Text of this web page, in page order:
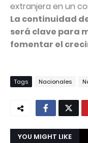
extranjera en un
La continuidad
será clave para
fomentar el
Tags Nacionales
YOU MIGHT LIKE